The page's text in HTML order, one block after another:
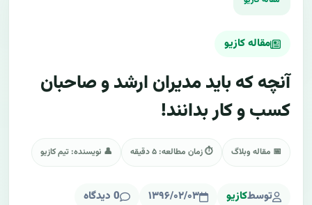
مقاله کازیو
آنچه که باید مدیران ارشد و صاحبان
کسب و کار بدانند!
📅 مقاله وبلاگ ⏱ زمان مطالعه: ۵ دقیقه 👤 نویسنده: تیم کازیو
توسطکازیو ۱۳۹۶/۰۲/۰۳ 0 دیدگاه